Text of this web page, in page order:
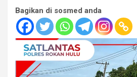
Bagikan di sosmed anda